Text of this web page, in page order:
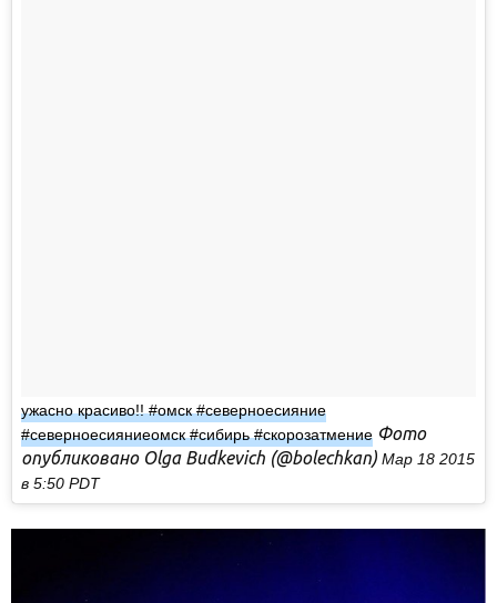
ужасно красиво!! #омск #северноесияние
#северноесияниеомск #сибирь #скорозатмение Фото
опубликовано Olga Budkevich (@bolechkan) Мар 18 2015
в 5:50 PDT